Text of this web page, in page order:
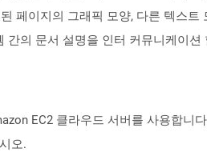
페이지의 그래픽 모양, 다른 텍스
의 문서 설명을 인터 커뮤니케이
EC2 클라우드 서버를 사용합니
오.